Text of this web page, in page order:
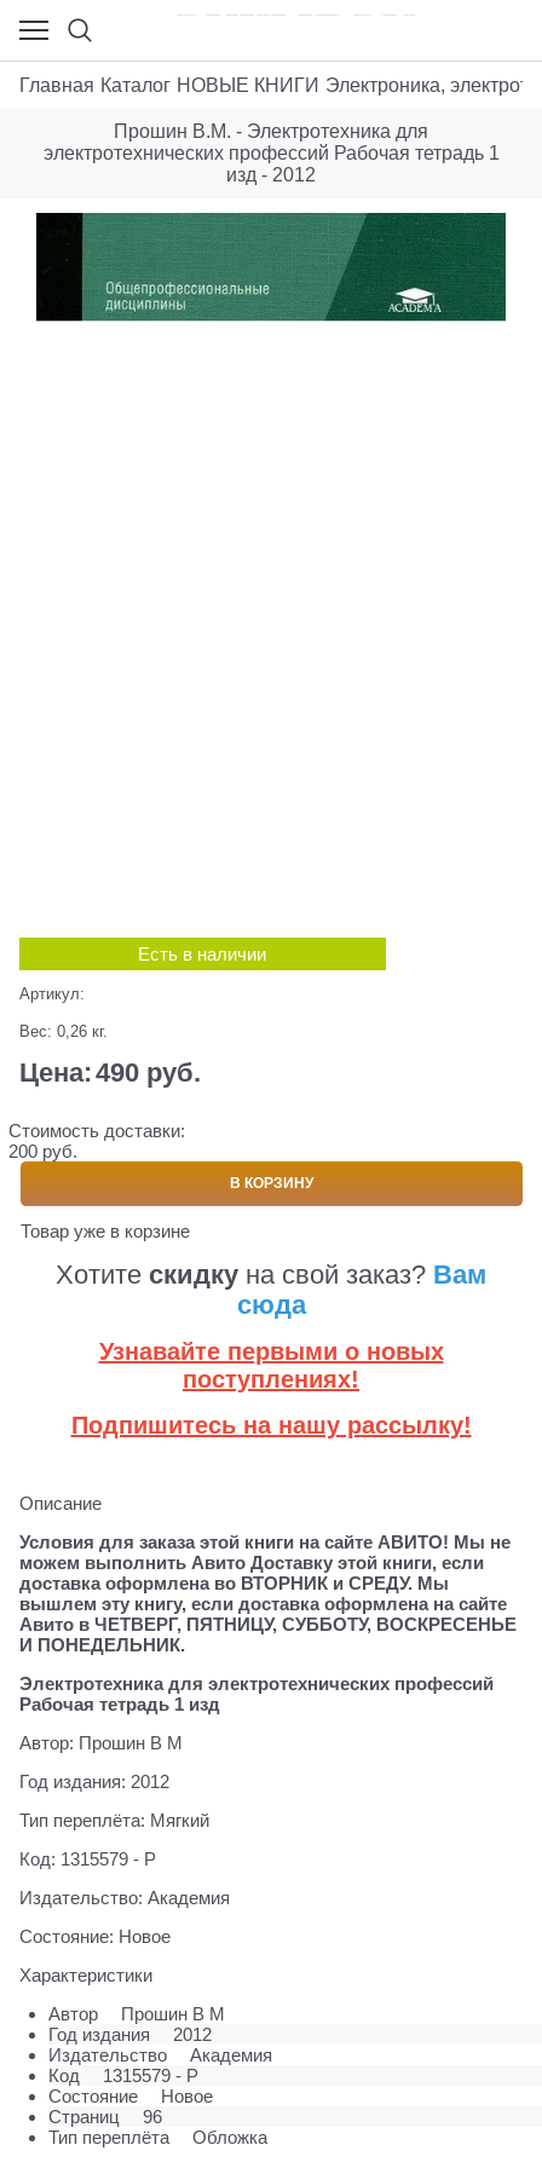
Главная Каталог НОВЫЕ КНИГИ Электроника,
Прошин В.М. - Электротехника для
электротехнических профессий Рабочая тетрадь 1
изд - 2012
Есть в наличии
Артикул:
Вес: 0,26 кг.
Цена:490 руб.
Стоимость доставки:
200 руб.
В КОРЗИНУ
Товар уже в корзине
Хотите скидку на свой заказ? Вам
сюда
Узнавайте первыми о новых
поступлениях!
Подпишитесь на нашу рассылку!
Описание
Условия для заказа этой книги на сайте АВИТО! Мы не
можем выполнить Авито Доставку этой книги, если
доставка оформлена во ВТОРНИК и СРЕДУ. Мы
вышлем эту книгу, если доставка оформлена на сайте
Авито в ЧЕТВЕРГ, ПЯТНИЦУ, СУББОТУ, ВОСКРЕСЕНЬЕ
И ПОНЕДЕЛЬНИК.
Электротехника для электротехнических профессий
Рабочая тетрадь 1 изд
Автор: Прошин В М
Год издания: 2012
Тип переплёта: Мягкий
Код: 1315579 - Р
Издательство: Академия
Состояние: Новое
Характеристики
Автор
Прошин В М
Год издания
2012
Издательство
Академия
Код
1315579 - Р
Состояние
Новое
Страниц
96
Тип переплёта
Обложка